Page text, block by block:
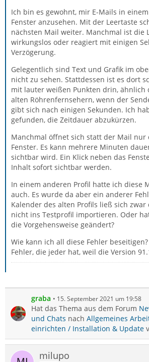
Ich bin es gewohnt, mir E-Mails in
Fenster anzusehen. Mit der Leertaste
nächsten Mail weiter. Manchmal ist die
wirkungslos oder reagiert mit einigen
Verzögerung.
Gelegentlich sind Text und Grafik im
nicht zu sehen. Stattdessen ist es dort
mit lauter weißen Punkten drin, ähnlich
alten Röhrenfernsehern, wenn der
gibt sich nach einigen Sekunden. Ich
gefunden, die Zeitdauer abzukürzen.
Manchmal öffnet sich statt der Mail nur
Fenster. Es kann mehrere Minuten
sichtbar wird. Ein Klick neben das
Inhalt sofort sichtbar werden.
In einem anderen Profil hatte ich diese
auch. Es wurde da aber ein anderer
Kalender des alten Profils ließ sich
nicht ins Testprofil importieren. Oder
die Vorgehensweise geändert?
Wie kann ich all diese Fehler
Fehler, die jeder hat, weil die Version
graba 15. September 2021 um 19:58
Hat das Thema aus dem Forum
und Chats nach Allgemeines
einrichten / Installation & Update
milupo